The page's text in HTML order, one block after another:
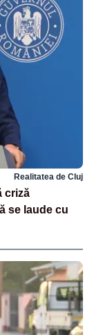
Realitatea de Cluj
criză
se laude cu